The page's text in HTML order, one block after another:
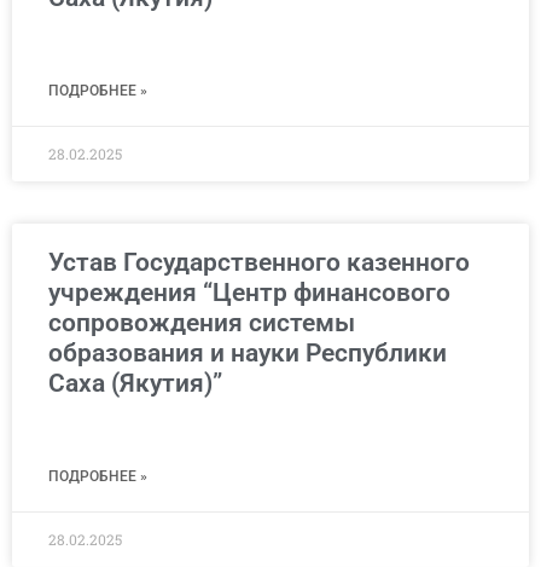
ПОДРОБНЕЕ »
28.02.2025
Устав Государственного казенного
учреждения “Центр финансового
сопровождения системы
образования и науки Республики
Саха (Якутия)”
ПОДРОБНЕЕ »
28.02.2025